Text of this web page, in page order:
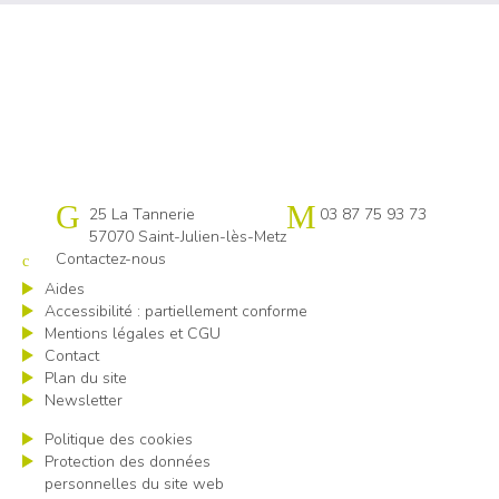
Cap emploi 57
25 La Tannerie
57070 Saint-Julien-lès-Metz
03 87 75 93 73
Contactez-nous
Aides
Accessibilité : partiellement conforme
Mentions légales et CGU
Contact
Plan du site
Newsletter
Politique des cookies
Protection des données
personnelles du site web